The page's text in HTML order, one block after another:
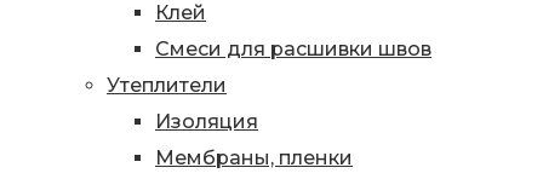
Клей
Смеси для расшивки швов
Утеплители
Изоляция
Мембраны, пленки